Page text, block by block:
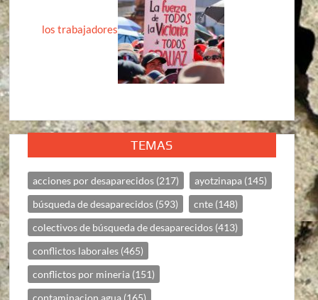
los trabajadores
TEMAS
acciones por desaparecidos (217) ayotzinapa (145)
búsqueda de desaparecidos (593) cnte (148)
colectivos de búsqueda de desaparecidos (413)
conflictos laborales (465)
conflictos por mineria (151)
contaminacion agua (165)